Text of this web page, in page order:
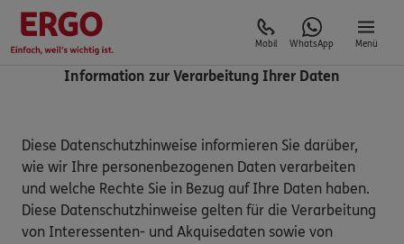
Mobil WhatsApp Menü
Information zur Verarbeitung Ihrer Daten
Diese Datenschutzhinweise informieren Sie darüber,
wie wir Ihre personenbezogenen Daten verarbeiten
und welche Rechte Sie in Bezug auf Ihre Daten haben.
Diese Datenschutzhinweise gelten für die Verarbeitung
von Interessenten- und Akquisedaten sowie von